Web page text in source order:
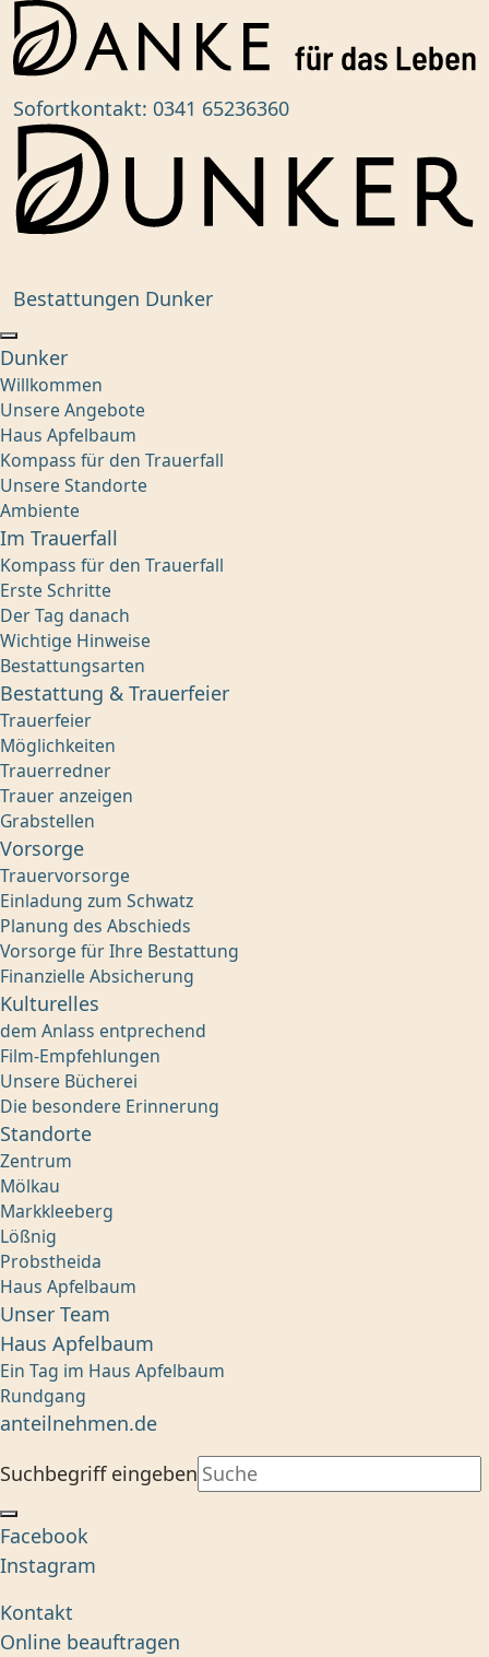
Sofortkontakt: 0341 65236360
Bestattungen Dunker
Dunker
Willkommen
Unsere Angebote
Haus Apfelbaum
Kompass für den Trauerfall
Unsere Standorte
Ambiente
Im Trauerfall
Kompass für den Trauerfall
Erste Schritte
Der Tag danach
Wichtige Hinweise
Bestattungsarten
Bestattung & Trauerfeier
Trauerfeier
Möglichkeiten
Trauerredner
Trauer anzeigen
Grabstellen
Vorsorge
Trauervorsorge
Einladung zum Schwatz
Planung des Abschieds
Vorsorge für Ihre Bestattung
Finanzielle Absicherung
Kulturelles
dem Anlass entprechend
Film-Empfehlungen
Unsere Bücherei
Die besondere Erinnerung
Standorte
Zentrum
Mölkau
Markkleeberg
Lößnig
Probstheida
Haus Apfelbaum
Unser Team
Haus Apfelbaum
Ein Tag im Haus Apfelbaum
Rundgang
anteilnehmen.de
Suchbegriff eingeben
Facebook
Instagram
Kontakt
Online beauftragen